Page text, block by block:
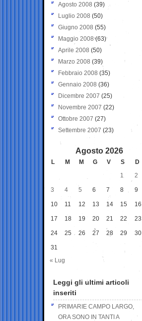
Agosto 2008 (39)
Luglio 2008 (50)
Giugno 2008 (55)
Maggio 2008(63)
Aprile 2008 (50)
Marzo 2008 (39)
Febbraio 2008 (35)
Gennaio 2008 (36)
Dicembre 2007 (25)
Novembre 2007 (22)
Ottobre 2007 (27)
Settembre 2007 (23)
Agosto 2026
L M M G V S
D
1
2
3 4 5 6 7 8 9
10 11 12 13 14 15 16
17 18 19 20 21 22 23
24 25 26 27 28 29 30
31
« Lug
Leggi gli ultimi articoli
inseriti
PRIMARIE CAMPO LARGO,
ORA SONO IN TANTI A